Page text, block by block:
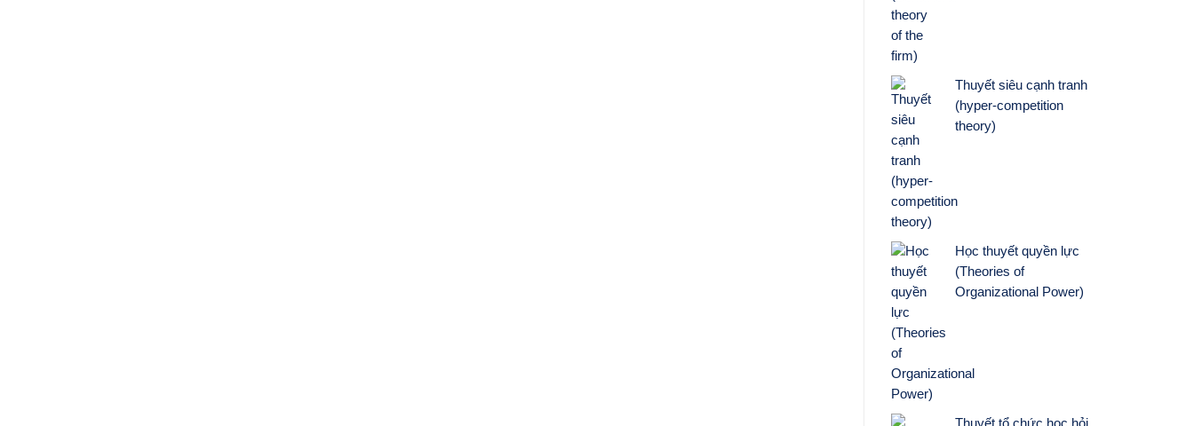
Thuyết siêu cạnh tranh
(hyper-competition
theory)
Học thuyết quyền lực
(Theories of
Organizational Power)